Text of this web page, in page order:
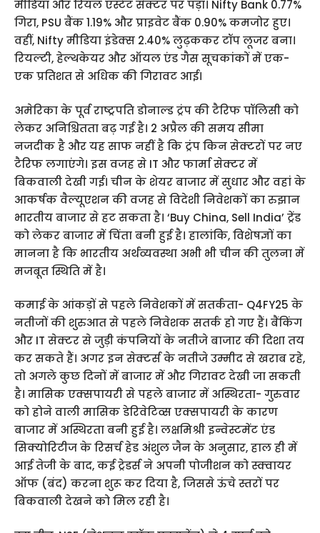
मीडिया और रियल एस्टेट सेक्टर पर पड़ा। Nifty Bank 0.77%
गिरा, PSU बैंक 1.19% और प्राइवेट बैंक 0.90% कमजोर हुए।
वहीं, Nifty मीडिया इंडेक्स 2.40% लुढ़ककर टॉप लूजर बना।
रियल्टी, हेल्थकेयर और ऑयल एंड गैस सूचकांकों में एक-
एक प्रतिशत से अधिक की गिरावट आई।
अमेरिका के पूर्व राष्ट्रपति डोनाल्ड ट्रंप की टैरिफ पॉलिसी को
लेकर अनिश्चितता बढ़ गई है। 2 अप्रैल की समय सीमा
नजदीक है और यह साफ नहीं है कि ट्रंप किन सेक्टरों पर नए
टैरिफ लगाएंगे। इस वजह से IT और फार्मा सेक्टर में
बिकवाली देखी गई। चीन के शेयर बाजार में सुधार और वहां के
आकर्षक वैल्यूएशन की वजह से विदेशी निवेशकों का रुझान
भारतीय बाजार से हट सकता है। ‘Buy China, Sell India’ ट्रेंड
को लेकर बाजार में चिंता बनी हुई है। हालांकि, विशेषज्ञों का
मानना है कि भारतीय अर्थव्यवस्था अभी भी चीन की तुलना में
मजबूत स्थिति में है।
कमाई के आंकड़ों से पहले निवेशकों में सतर्कता- Q4FY25 के
नतीजों की शुरुआत से पहले निवेशक सतर्क हो गए हैं। बैंकिंग
और IT सेक्टर से जुड़ी कंपनियों के नतीजे बाजार की दिशा तय
कर सकते हैं। अगर इन सेक्टर्स के नतीजे उम्मीद से खराब रहे,
तो अगले कुछ दिनों में बाजार में और गिरावट देखी जा सकती
है। मासिक एक्सपायरी से पहले बाजार में अस्थिरता- गुरुवार
को होने वाली मासिक डेरिवेटिव्स एक्सपायरी के कारण
बाजार में अस्थिरता बनी हुई है। लक्षमिश्री इन्वेस्टमेंट एंड
सिक्योरिटीज के रिसर्च हेड अंशुल जैन के अनुसार, हाल ही में
आई तेजी के बाद, कई ट्रेडर्स ने अपनी पोजीशन को स्क्वायर
ऑफ (बंद) करना शुरू कर दिया है, जिससे ऊंचे स्तरों पर
बिकवाली देखने को मिल रही है।